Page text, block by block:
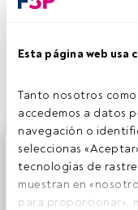
Esta página web usa
Tanto nosotros
accedemos a datos
navegación o
seleccionas
tecnologías de
muestran en
para proporcionar»,
Compartir:
Este es un artículo
de FundsPeople. Si
botón Login. Si aún
registrarte y